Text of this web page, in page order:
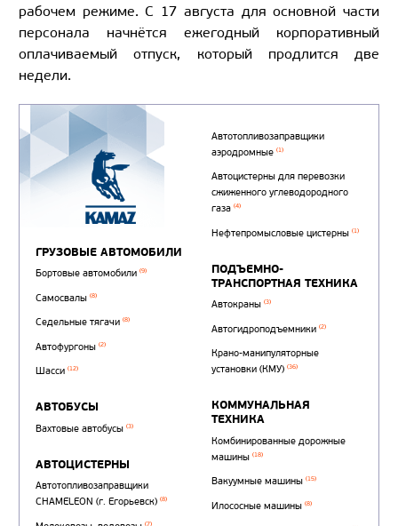
рабочем режиме. С 17 августа для основной части
персонала начнётся ежегодный корпоративный
оплачиваемый отпуск, который продлится две
недели.
Автоцистерны для
сжиженного